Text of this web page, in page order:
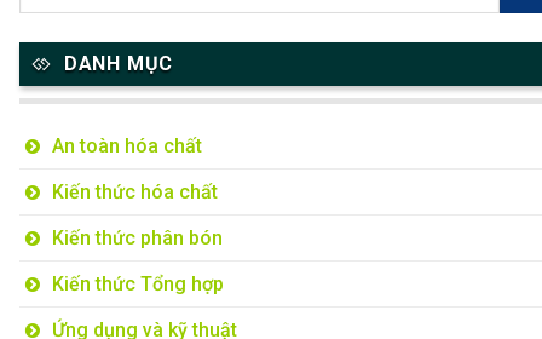
DANH MỤC
An toàn hóa chất
Kiến thức hóa chất
Kiến thức phân bón
Kiến thức Tổng hợp
Ứng dụng và kỹ thuật